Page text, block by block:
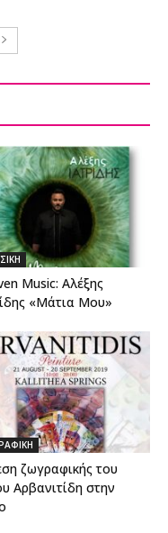
Music: Αλέξης
«Μάτια Μου»
ζωγραφικής του
Αρβανιτίδη στην